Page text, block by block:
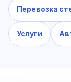
Перевозка
Услуги